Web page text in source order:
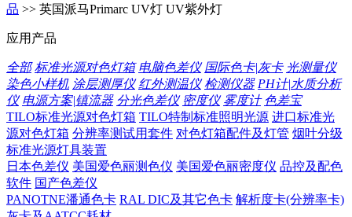
品 >> 英国派马Primarc UV灯 UV紫外灯
应用产品
全部 标准光源对色灯箱 电脑色差仪 国际色卡|灰卡 光测量仪
染色小样机 涂层测厚仪 红外测温仪 检测仪器 PH计|水质分析
仪 电源方案|镇流器 分光色差仪 密度仪 雾度计 色差宝
TILO标准光源对色灯箱 TILO特制标准照明光源 进口标准光
源对色灯箱 分辨率测试用套件 对色灯箱配件及灯管 烟叶分级
标准光源灯具装置
日本色差仪 美国爱色丽测色仪 美国爱色丽密度仪 品控及配色
软件 国产色差仪
PANOTNE潘通色卡 RAL DIC及其它色卡 解析度卡(分辨率卡)